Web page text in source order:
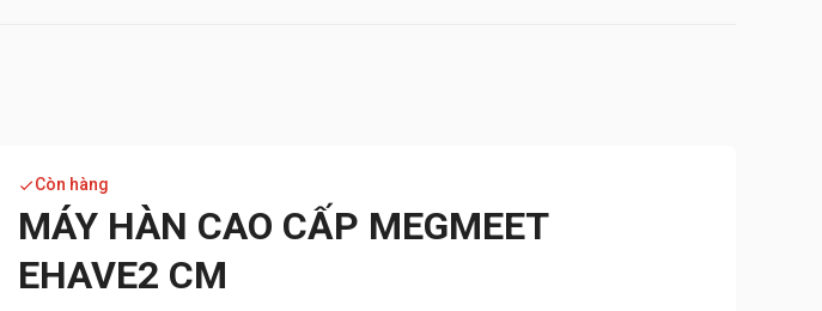
Còn hàng
MÁY HÀN CAO CẤP MEGMEET
EHAVE2 CM